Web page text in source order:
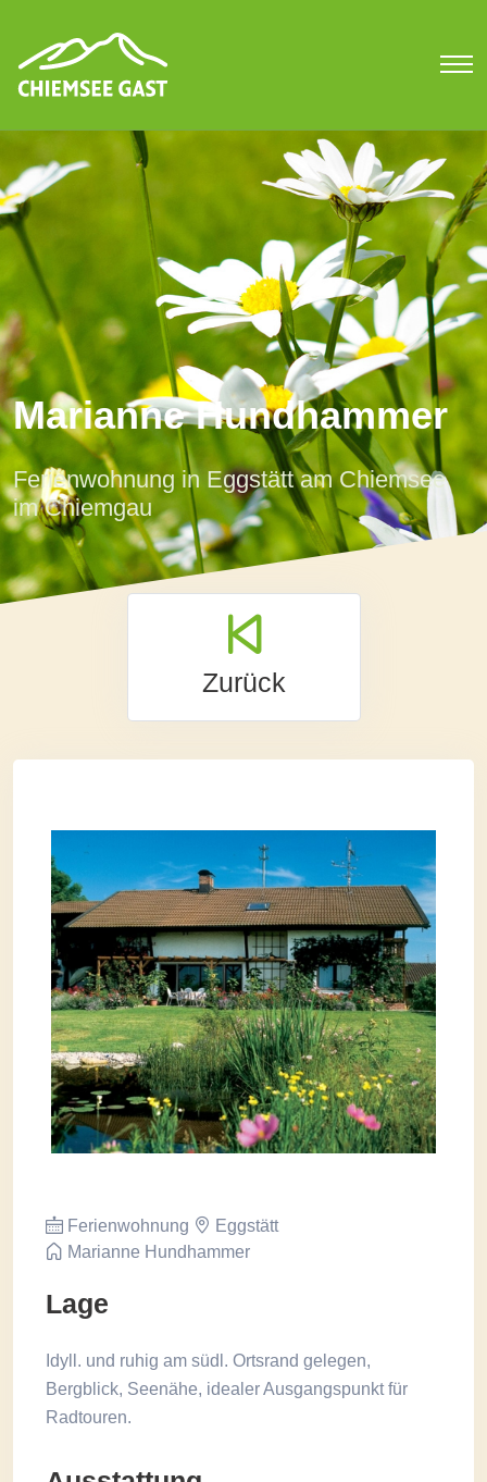
Marianne Hundhammer
Ferienwohnung in Eggstätt am Chiemsee
im Chiemgau
Zurück
Ferienwohnung
Eggstätt
Marianne Hundhammer
Lage
Idyll. und ruhig am südl. Ortsrand gelegen,
Bergblick, Seenähe, idealer Ausgangspunkt für
Radtouren.